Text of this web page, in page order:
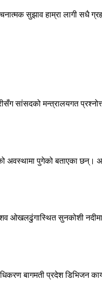
सुझाव हाम्रा लागी सधै
सांसदको मन्त्रालयगत
अवस्थामा पुगेको बताएका छन्।
शव ओखलढुंगास्थित सुनकोशी
बागमती प्रदेश डिभिजन